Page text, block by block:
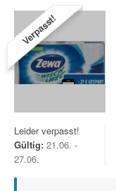
Verpasst!
Leider verpasst!
Gültig: 21.06. -
27.06.